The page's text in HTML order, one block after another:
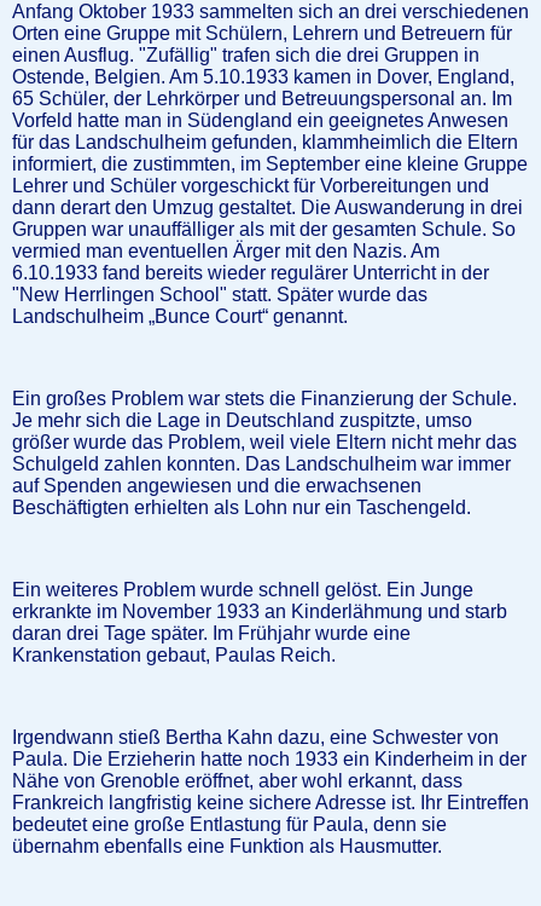
Anfang Oktober 1933 sammelten sich an drei verschiedenen
Orten eine Gruppe mit Schülern, Lehrern und Betreuern für
einen Ausflug. "Zufällig" trafen sich die drei Gruppen in
Ostende, Belgien. Am 5.10.1933 kamen in Dover, England,
65 Schüler, der Lehrkörper und Betreuungspersonal an. Im
Vorfeld hatte man in Südengland ein geeignetes Anwesen
für das Landschulheim gefunden, klammheimlich die Eltern
informiert, die zustimmten, im September eine kleine Gruppe
Lehrer und Schüler vorgeschickt für Vorbereitungen und
dann derart den Umzug gestaltet. Die Auswanderung in drei
Gruppen war unauffälliger als mit der gesamten Schule. So
vermied man eventuellen Ärger mit den Nazis. Am
6.10.1933 fand bereits wieder regulärer Unterricht in der
"New Herrlingen School" statt. Später wurde das
Landschulheim „Bunce Court“ genannt.
Ein großes Problem war stets die Finanzierung der Schule.
Je mehr sich die Lage in Deutschland zuspitzte, umso
größer wurde das Problem, weil viele Eltern nicht mehr das
Schulgeld zahlen konnten. Das Landschulheim war immer
auf Spenden angewiesen und die erwachsenen
Beschäftigten erhielten als Lohn nur ein Taschengeld.
Ein weiteres Problem wurde schnell gelöst. Ein Junge
erkrankte im November 1933 an Kinderlähmung und starb
daran drei Tage später. Im Frühjahr wurde eine
Krankenstation gebaut, Paulas Reich.
Irgendwann stieß Bertha Kahn dazu, eine Schwester von
Paula. Die Erzieherin hatte noch 1933 ein Kinderheim in der
Nähe von Grenoble eröffnet, aber wohl erkannt, dass
Frankreich langfristig keine sichere Adresse ist. Ihr Eintreffen
bedeutet eine große Entlastung für Paula, denn sie
übernahm ebenfalls eine Funktion als Hausmutter.